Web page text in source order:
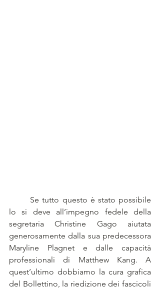
lo si deve all’impegno fedele della
segretaria Christine Gago aiutata
generosamente dalla sua predecessora
Maryline Plagnet e dalle capacità
professionali di Matthew Kang. A
quest’ultimo dobbiamo la cura grafica
del Bollettino, la riedizione dei fascicoli